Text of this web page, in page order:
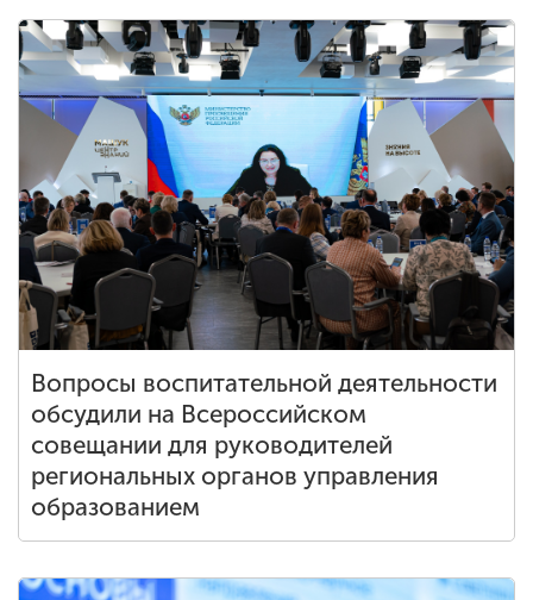
Вопросы воспитательной деятельности
обсудили на Всероссийском
совещании для руководителей
региональных органов управления
образованием